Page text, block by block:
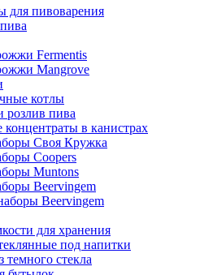
для пивоварения
Fermentis
Mangrove
котлы
розлив пива
в канистрах
Своя Кружка
Coopers
Muntons
Beervingem
Beervingem
для хранения
под напитки
темного стекла